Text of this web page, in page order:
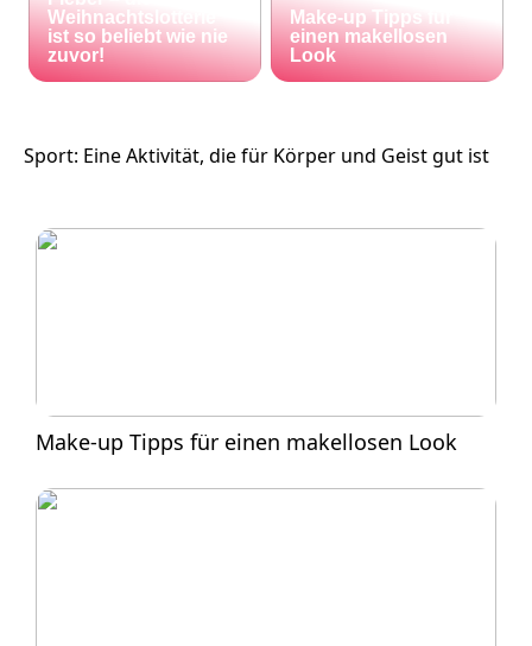
Weihnachtslotterie
ist so beliebt wie nie
zuvor!
Make-up Tipps für
einen makellosen
Look
Sport: Eine Aktivität, die für Körper und Geist gut ist
Make-up Tipps für einen makellosen Look